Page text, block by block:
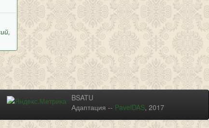
BSATU
Адаптация -- PavelDAS, 2017